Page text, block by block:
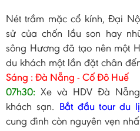
Nét trầm mặc cổ kính, Đại
sử của chốn lầu son hay
sông Hương đã tạo nên một
du khách một lần đặt chân
Sáng : Đà Nẵng - Cố Đô Huế
07h30: Xe và HDV Đà
khách sạn. Bắt đầu tour du
cung đình còn nguyên vẹn